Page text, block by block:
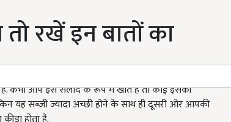
रखें इन बातों का
है. कभी आप इसे सलाद के रूप में खाते हैं तो कोई इसकी
यह सब्जी ज्यादा अच्छी होने के साथ ही दूसरी ओर आपकी